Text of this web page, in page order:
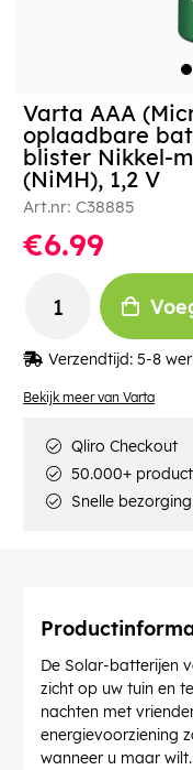
Bekijk meer van Varta
Varta AAA
oplaadbare
blister Nikkel-
(NiMH), 1,2 V
Art.nr: C38885
€6.99
Verzendtijd: 5-8
Qliro Checkout
50.000+
Snelle bezorging
De Solar-batterijen
zicht op uw tuin en
nachten met
energievoorziening
wanneer u maar wilt.